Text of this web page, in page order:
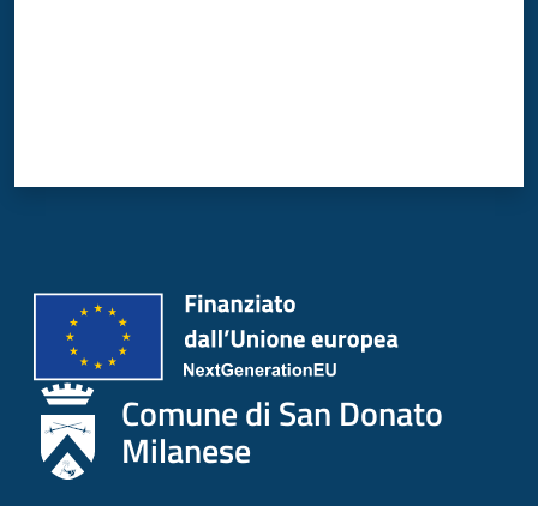
Comune di San Donato
Milanese